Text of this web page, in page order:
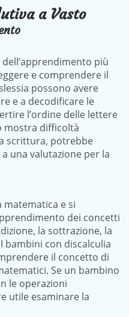
a Vasto
più
e comprendere il
possono avere
e a decodificare le
l’ordine delle lettere
mostra difficoltà
scrittura, potrebbe
una valutazione per la
matematica e si
dei concetti
la sottrazione, la
bambini con discalculia
il concetto di
Se un bambino
le operazioni
utile esaminare la